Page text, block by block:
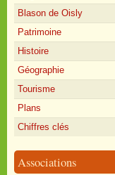
Blason de Oisly
Patrimoine
Histoire
Géographie
Tourisme
Plans
Chiffres clés
Associations